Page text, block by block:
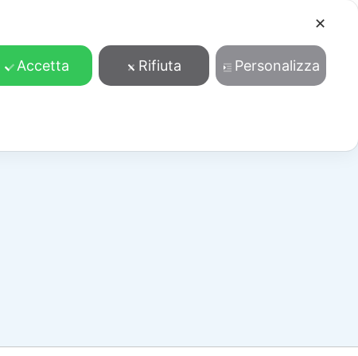
Cosa facciamo Contatti Accedi/Registrati
✕
Accetta Rifiuta Personalizza